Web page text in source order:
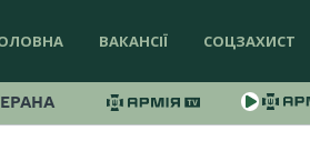
ВАКАНСІЇ СОЦЗАХИСТ